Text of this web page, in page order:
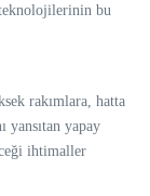
bu
rakımlara, hatta
yansıtan yapay
ihtimaller